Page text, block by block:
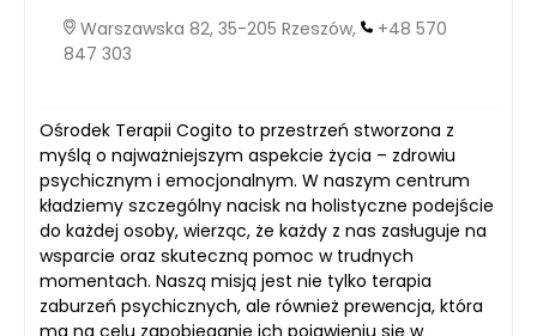
Warszawska 82, 35-205 Rzeszów,
+48 570
847 303
Ośrodek Terapii Cogito to przestrzeń stworzona z
myślą o najważniejszym aspekcie życia – zdrowiu
psychicznym i emocjonalnym. W naszym centrum
kładziemy szczególny nacisk na holistyczne podejście
do każdej osoby, wierząc, że każdy z nas zasługuje na
wsparcie oraz skuteczną pomoc w trudnych
momentach. Naszą misją jest nie tylko terapia
zaburzeń psychicznych, ale również prewencja, która
ma na celu zapobieganie ich pojawieniu się w